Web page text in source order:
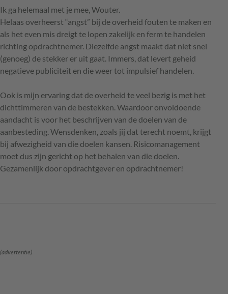
Ik ga helemaal met je mee, Wouter.
Helaas overheerst “angst” bij de overheid fouten te maken en
als het even mis dreigt te lopen zakelijk en ferm te handelen
richting opdrachtnemer. Diezelfde angst maakt dat niet snel
(genoeg) de stekker er uit gaat. Immers, dat levert geheid
negatieve publiciteit en die weer tot impulsief handelen.
Ook is mijn ervaring dat de overheid te veel bezig is met het
dichttimmeren van de bestekken. Waardoor onvoldoende
aandacht is voor het beschrijven van de doelen van de
aanbesteding. Wensdenken, zoals jij dat terecht noemt, krijgt
bij afwezigheid van die doelen kansen. Risicomanagement
moet dus zijn gericht op het behalen van die doelen.
Gezamenlijk door opdrachtgever en opdrachtnemer!
(advertentie)